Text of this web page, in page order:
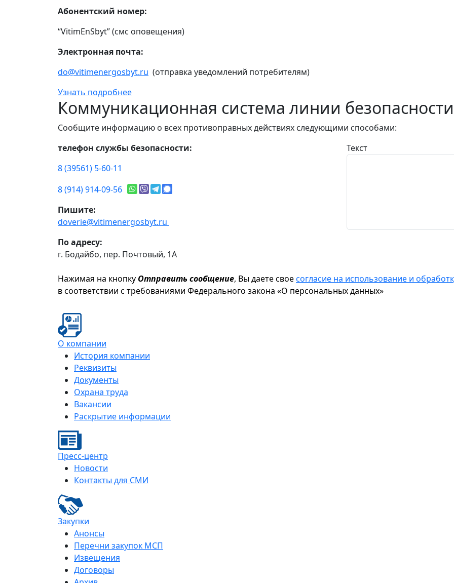
Абонентский номер:
“VitimEnSbyt” (смс оповещения)
Электронная почта:
do@vitimenergosbyt.ru (отправка уведомлений потребителям)
Узнать подробнее
Коммуникационная система линии безопасности
Сообщите информацию о всех противоправных действиях следующими способами:
телефон службы безопасности:
8 (39561) 5-60-11
8 (914) 914-09-56
Пишите:
doverie@vitimenergosbyt.ru
По адресу:
г. Бодайбо, пер. Почтовый, 1А
Текст
Нажимая на кнопку Отправить сообщение, Вы даете своесогласие на использование и
в соответствии с требованиями Федерального закона «О персональных данных»
О компании
История компании
Реквизиты
Документы
Охрана труда
Вакансии
Раскрытие информации
Пресс-центр
Новости
Контакты для СМИ
Закупки
Анонсы
Перечни закупок МСП
Извещения
Договоры